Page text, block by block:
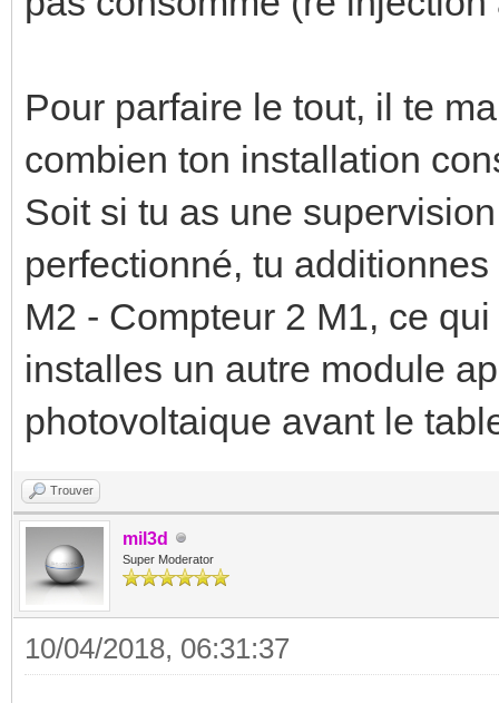
Pour parfaire le tout, il te
combien ton installation
Soit si tu as une
perfectionné, tu
M2 - Compteur 2 M1, ce
installes un autre module
photovoltaique avant le
Trouver
mil3d
Super Moderator
10/04/2018, 06:31:37